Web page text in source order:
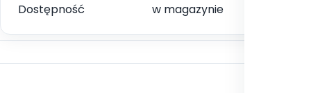
Dostępność
w magazynie